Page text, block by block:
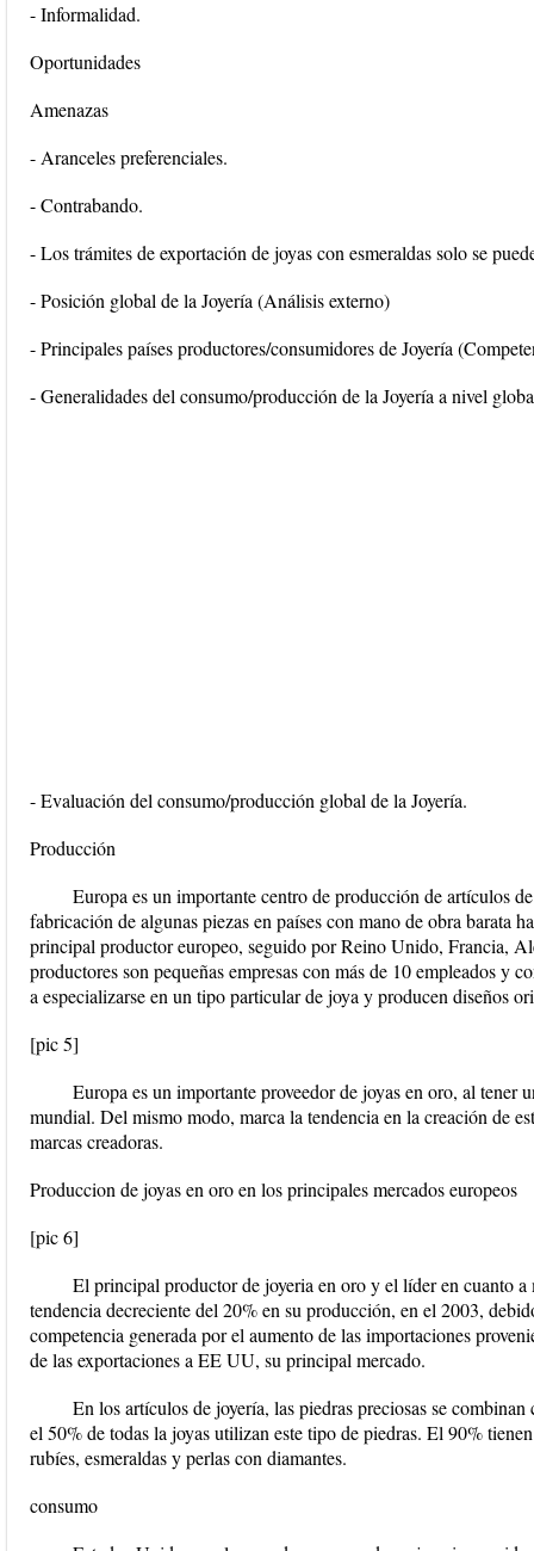
- Informalidad.
Oportunidades
Amenazas
- Aranceles preferenciales.
- Contrabando.
- Los trámites de exportación de joyas con esmeraldas solo se
- Posición global de la Joyería (Análisis externo)
- Principales países productores/consumidores de Joyería
- Generalidades del consumo/producción de la Joyería a nivel
- Evaluación del consumo/producción global de la Joyería.
Producción
Europa es un importante centro de producción de artículos
fabricación de algunas piezas en países con mano de obra barata
principal productor europeo, seguido por Reino Unido, Francia,
productores son pequeñas empresas con más de 10 empleados y
a especializarse en un tipo particular de joya y producen diseños
[pic 5]
Europa es un importante proveedor de joyas en oro, al tener
mundial. Del mismo modo, marca la tendencia en la creación de
marcas creadoras.
Produccion de joyas en oro en los principales mercados europeos
[pic 6]
El principal productor de joyeria en oro y el líder en cuanto
tendencia decreciente del 20% en su producción, en el 2003,
competencia generada por el aumento de las importaciones
de las exportaciones a EE UU, su principal mercado.
En los artículos de joyería, las piedras preciosas se
el 50% de todas la joyas utilizan este tipo de piedras. El 90%
rubíes, esmeraldas y perlas con diamantes.
consumo